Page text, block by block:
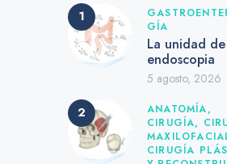
GÍA
La unidad de
endoscopia
5 agosto, 2026
ANATOMÍA,
CIRUGÍA,
CIRUGÍA